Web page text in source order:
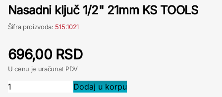
Nasadni ključ 1/2" 21mm KS TOOLS
Šifra proizvoda: 515.1021
696,00 RSD
U cenu je uračunat PDV